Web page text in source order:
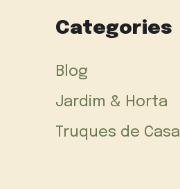
Categories
Blog
Jardim & Horta
Truques de Casa